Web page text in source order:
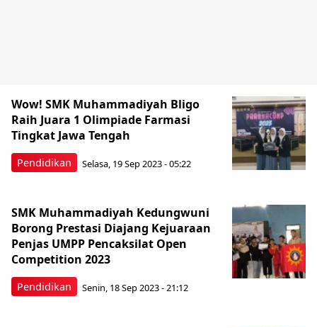
Pendidikan
Wow! SMK Muhammadiyah Bligo
Raih Juara 1 Olimpiade Farmasi
Tingkat Jawa Tengah
Selasa, 19 Sep 2023 - 05:22
Pendidikan
SMK Muhammadiyah Kedungwuni
Borong Prestasi Diajang Kejuaraan
Penjas UMPP Pencaksilat Open
Competition 2023
Senin, 18 Sep 2023 - 21:12